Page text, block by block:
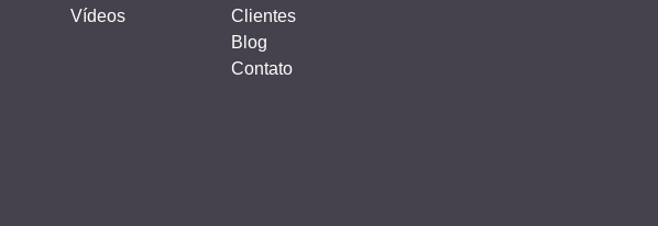
Vídeos
Clientes
Blog
Contato